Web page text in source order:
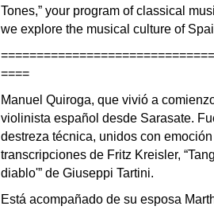
Tones,” your program of classical
we explore the musical culture of
=============
====
Manuel Quiroga, que vivió a
violinista español desde Sarasate.
destreza técnica, unidos con
transcripciones de Fritz Kreisler,
diablo'” de Giuseppi Tartini.
Está acompañado de su esposa